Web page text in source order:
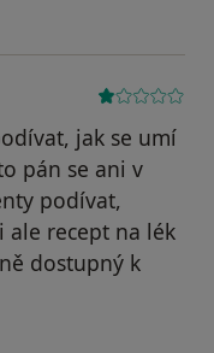
jak se umí
pán se ani v
podívat,
ale recept na lék
dostupný k
byl odstraněn